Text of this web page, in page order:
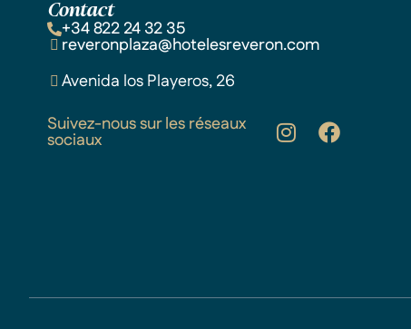
Contact
+34 822 24 32 35
reveronplaza@hotelesreveron.com
Avenida los Playeros, 26
Suivez-nous sur les réseaux
sociaux